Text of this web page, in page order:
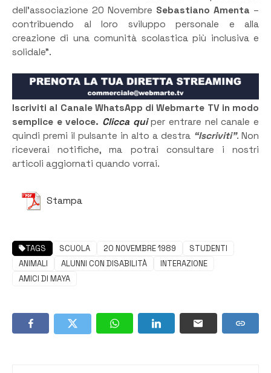
dell’associazione 20 Novembre Sebastiano Amenta –
contribuendo al loro sviluppo personale e alla
creazione di una comunità scolastica più inclusiva e
solidale”.
Iscriviti al Canale WhatsApp di Webmarte TV in modo
semplice e veloce. Clicca quiper entrare nel canale e
quindi premi il pulsante in alto a destra “Iscriviti”. Non
riceverai notifiche, ma potrai consultare i nostri
articoli aggiornati quando vorrai.
Stampa
TAGS SCUOLA 20 NOVEMBRE 1989
STUDENTI
ANIMALI
ALUNNI CON DISABILITÀ
INTERAZIONE
AMICI DI MAYA